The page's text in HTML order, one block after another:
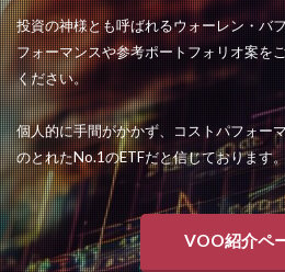
投資の神様とも呼ばれるウォーレン・バ
フォーマンスや参考ポートフォリオ案を
ください。
個人的に手間がかかず、コストパフォー
のとれたNo.1のETFだと信じております。
VOO紹介ペ